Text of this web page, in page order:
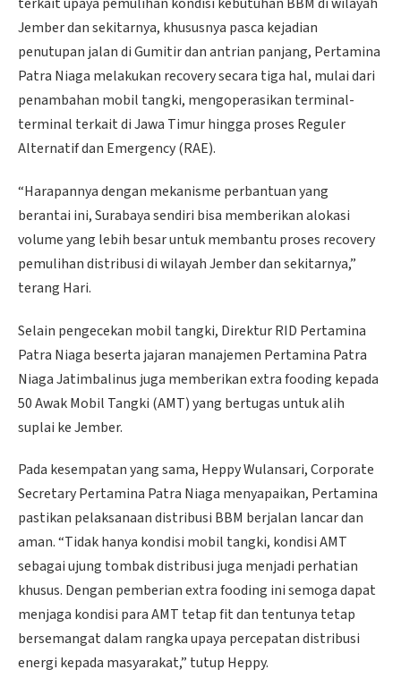
Jember dan sekitarnya, khususnya pasca kejadian
penutupan jalan di Gumitir dan antrian panjang, Pertamina
Patra Niaga melakukan recovery secara tiga hal, mulai dari
penambahan mobil tangki, mengoperasikan terminal-
terminal terkait di Jawa Timur hingga proses Reguler
Alternatif dan Emergency (RAE).
“Harapannya dengan mekanisme perbantuan yang
berantai ini, Surabaya sendiri bisa memberikan alokasi
volume yang lebih besar untuk membantu proses recovery
pemulihan distribusi di wilayah Jember dan sekitarnya,”
terang Hari.
Selain pengecekan mobil tangki, Direktur RID Pertamina
Patra Niaga beserta jajaran manajemen Pertamina Patra
Niaga Jatimbalinus juga memberikan extra fooding kepada
50 Awak Mobil Tangki (AMT) yang bertugas untuk alih
suplai ke Jember.
Pada kesempatan yang sama, Heppy Wulansari, Corporate
Secretary Pertamina Patra Niaga menyapaikan, Pertamina
pastikan pelaksanaan distribusi BBM berjalan lancar dan
aman. “Tidak hanya kondisi mobil tangki, kondisi AMT
sebagai ujung tombak distribusi juga menjadi perhatian
khusus. Dengan pemberian extra fooding ini semoga dapat
menjaga kondisi para AMT tetap fit dan tentunya tetap
bersemangat dalam rangka upaya percepatan distribusi
energi kepada masyarakat,” tutup Heppy.